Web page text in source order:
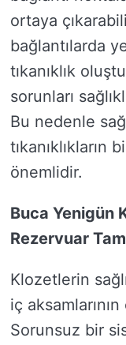
ortaya
bağlantılarda
tıkanıklık
sorunları
Bu nedenle
tıkanıklıkların
önemlidir.
Buca Yenigün
Rezervuar
Klozetlerin
iç
Sorunsuz bir